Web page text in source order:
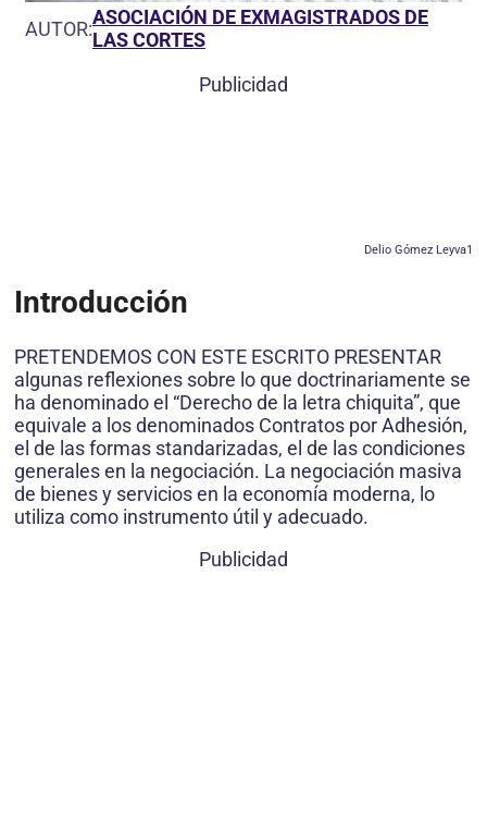
AUTOR:ASOCIACIÓN DE EXMAGISTRADOS DE
LAS CORTES
Publicidad
Delio Gómez Leyva1
Introducción
PRETENDEMOS CON ESTE ESCRITO PRESENTAR
algunas reflexiones sobre lo que doctrinariamente se
ha denominado el “Derecho de la letra chiquita”, que
equivale a los denominados Contratos por Adhesión,
el de las formas standarizadas, el de las condiciones
generales en la negociación. La negociación masiva
de bienes y servicios en la economía moderna, lo
utiliza como instrumento útil y adecuado.
Publicidad